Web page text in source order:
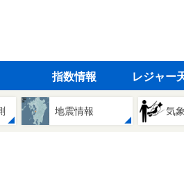
指数情報 レジャー
地震情報 気